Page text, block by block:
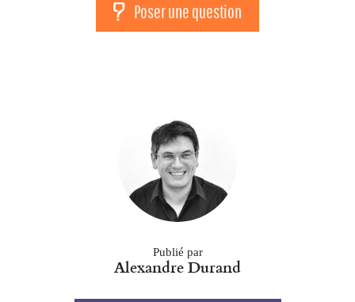
Poser une question
Publié par
Alexandre Durand